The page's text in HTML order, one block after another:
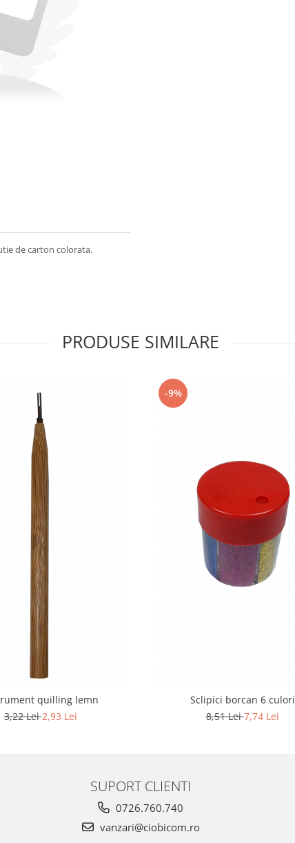
de carton colorata.
PRODUSE SIMILARE
quilling lemn
3,22 Lei2,93 Lei
-9%
Sclipici borcan 6 culori
8,51 Lei7,74 Lei
SUPORT CLIENTI
0726.760.740
vanzari@ciobicom.ro